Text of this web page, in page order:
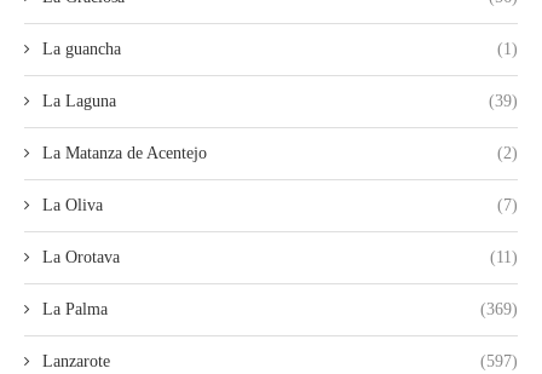
La guancha (1)
La Laguna (39)
La Matanza de Acentejo (2)
La Oliva (7)
La Orotava (11)
La Palma (369)
Lanzarote (597)